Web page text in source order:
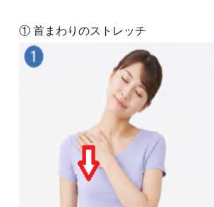
① 首まわりのストレッチ